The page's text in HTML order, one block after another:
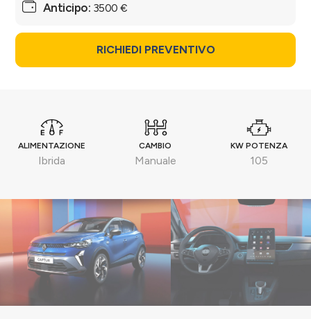
ALIMENTAZIONE
Ibrida
CAMBIO
Manuale
KW POTENZA
105
3500 €
RICHIEDI PREVENTIVO